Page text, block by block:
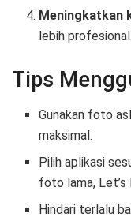
Meningkatkan
lebih profesional.
Tips
Gunakan foto
maksimal.
Pilih aplikasi
foto lama, Let’s
Hindari terlalu